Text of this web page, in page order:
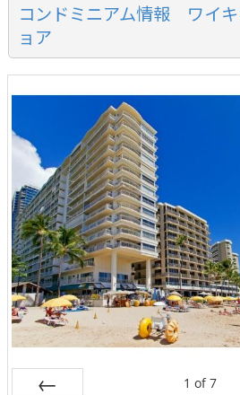
コンドミニアム情報 ワイ
ョア
1 of 7